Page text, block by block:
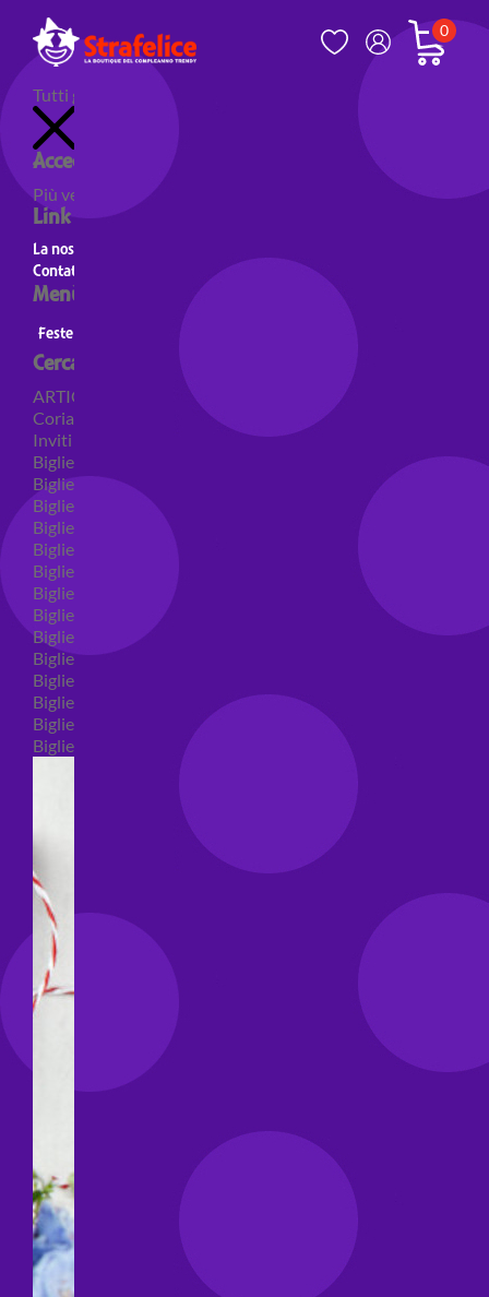
0
Tutti gli articoli
Accedi al tuo account
Più venduti Nuovi prodotti
Link utili
La nostra storia
Contatti
Menù principale
Feste a Tema Feste a tema Colori
Cerca per categoria
ARTICOLI PER FESTE
Coriandoli e sparacoriandoli
Inviti
Biglietti di auguri
Biglietti auguri pensione
Biglietti auguri compleanno
Biglietti auguri amore
Biglietti auguri nascita
Biglietti auguri primo compleanno
Biglietti auguri battesimo
Biglietti auguri per prima comunione
Biglietti auguri cresima
Biglietti auguri matrimonio
Biglietti auguri anniversario matrimonio
Biglietti auguri Natale
Biglietti auguri laurea
Biglietti auguri generici